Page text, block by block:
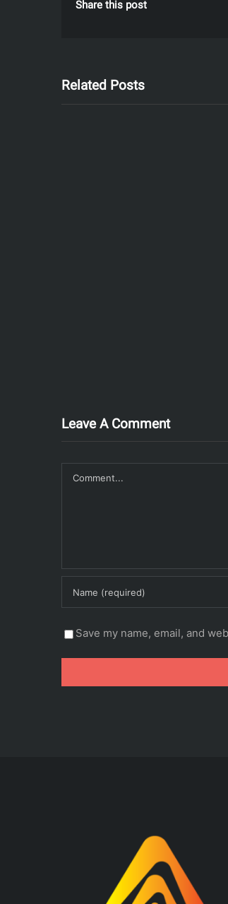
Share this post
Related Posts
Leave A Comment
Comment
Save my name, email, and